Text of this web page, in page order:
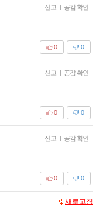
신고 | 공감 확인
0
0
신고 | 공감 확인
0
0
신고 | 공감 확인
0
0
새로고침